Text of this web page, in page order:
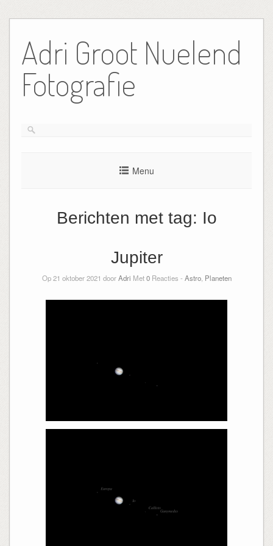
de
inhoud
Adri Groot Nuelend
Fotografie
Menu
Berichten met tag: Io
Jupiter
Op 21 oktober 2021 doorAdri Met0Reacties - Astro, Planeten